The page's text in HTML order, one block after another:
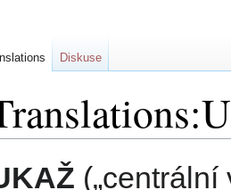
Diskuse